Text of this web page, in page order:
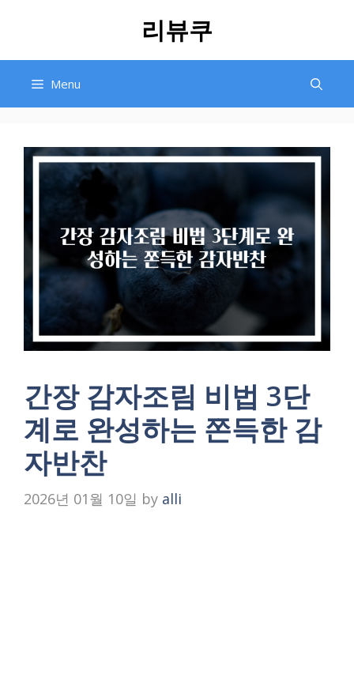
리뷰쿠
Menu
간장 감자조림 비법 3단
계로 완성하는 쫀득한 감
자반찬
2026년 01월 10일 by alli